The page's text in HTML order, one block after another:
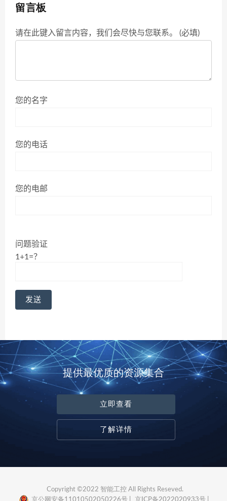
留言板
请在此键入留言内容，我们会尽快与您联系。 (必填)
您的名字
您的电话
您的电邮
问题验证
1+1=？
提供最优质的资源集合
立即查看
了解详情
Copyright ©2022 智能工控 All Rights Reseved.